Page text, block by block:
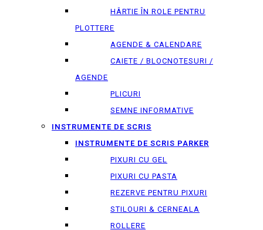
HÂRTIE ÎN ROLE PENTRU
PLOTTERE
AGENDE & CALENDARE
CAIETE / BLOCNOTESURI /
AGENDE
PLICURI
SEMNE INFORMATIVE
INSTRUMENTE DE SCRIS
INSTRUMENTE DE SCRIS PARKER
PIXURI CU GEL
PIXURI CU PASTA
REZERVE PENTRU PIXURI
STILOURI & СERNEALA
ROLLERE